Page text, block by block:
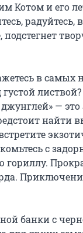
Котом и его
радуйтесь,
в самых
—
найти
с
гориллу.
банки с